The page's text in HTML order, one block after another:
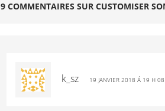
9 COMMENTAIRES SUR CUSTOMISER
k_sz 19 JANVIER 2018 Á 19 H